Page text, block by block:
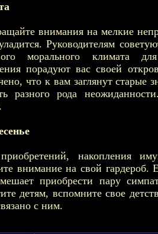
внимания на мелкие
Руководителям
морального климата
порадуют вас своей
что к вам заглянут старые
разного рода
накопления
внимание на свой гардероб.
приобрести пару
детям, вспомните свое
с ним.